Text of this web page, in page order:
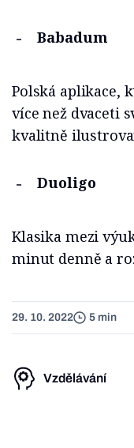
Babadum
Polská aplikace,
více než dvaceti
kvalitně
Duoligo
Klasika mezi
minut denně a
29. 10. 2022 5 min
Vzdělávání